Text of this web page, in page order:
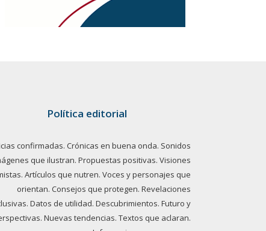
Política editorial
confirmadas. Crónicas en buena onda. Sonidos
que ilustran. Propuestas positivas. Visiones
Artículos que nutren. Voces y personajes que
orientan. Consejos que protegen. Revelaciones
Datos de utilidad. Descubrimientos. Futuro y
Nuevas tendencias. Textos que aclaran.